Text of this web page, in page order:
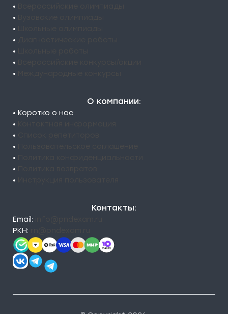
•
•
•
•
•
•
•
О компании:
• Коротко о нас
•
•
•
•
•
•
Контакты:
Email:
РКН: